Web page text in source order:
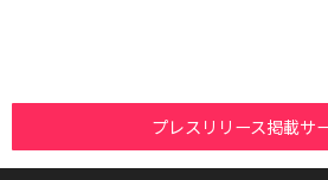
プレスリリース掲載サ